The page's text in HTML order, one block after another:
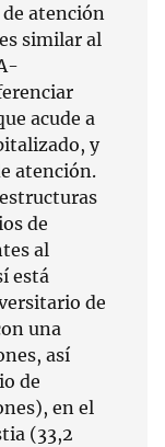
atención
similar al
acude a
y
atención.
de
al
está
de
una
así
de
en el
(33,2